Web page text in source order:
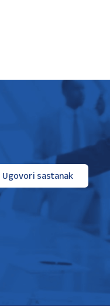
Ugovori sastanak